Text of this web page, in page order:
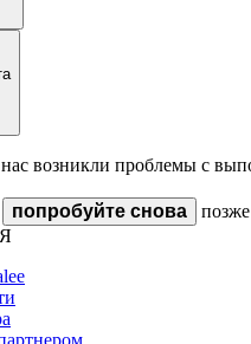
возникли проблемы с
попробуйте снова
позже